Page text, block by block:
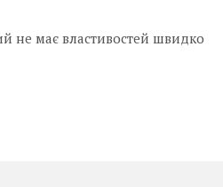
не має властивостей швидко